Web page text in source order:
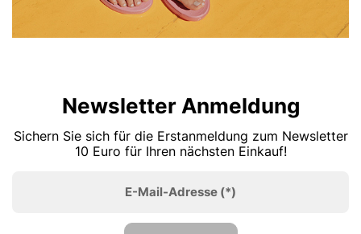
Newsletter Anmeldung
Sichern Sie sich für die Erstanmeldung zum Newsletter
10 Euro für Ihren nächsten Einkauf!
E-Mail-Adresse (*)